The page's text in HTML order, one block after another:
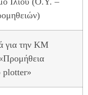
για την ΚΜ
plotter»